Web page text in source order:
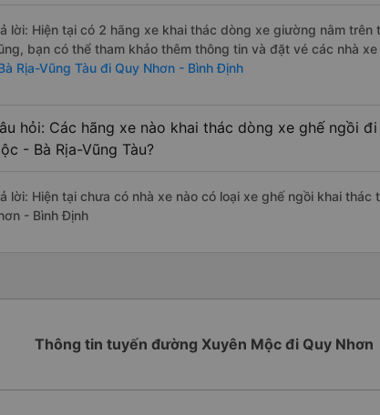
lời: Hiện tại có 2 hãng xe khai thác dòng xe giường nằm
bạn có thể tham khảo thêm thông tin và đặt vé các nhà
Rịa-Vũng Tàu đi Quy Nhơn - Bình Định
hỏi: Các hãng xe nào khai thác dòng xe ghế ngồi
- Bà Rịa-Vũng Tàu?
lời: Hiện tại chưa có nhà xe nào có loại xe ghế ngồi khai thác
- Bình Định
Thông tin tuyến đường Xuyên Mộc đi Quy Nhơn